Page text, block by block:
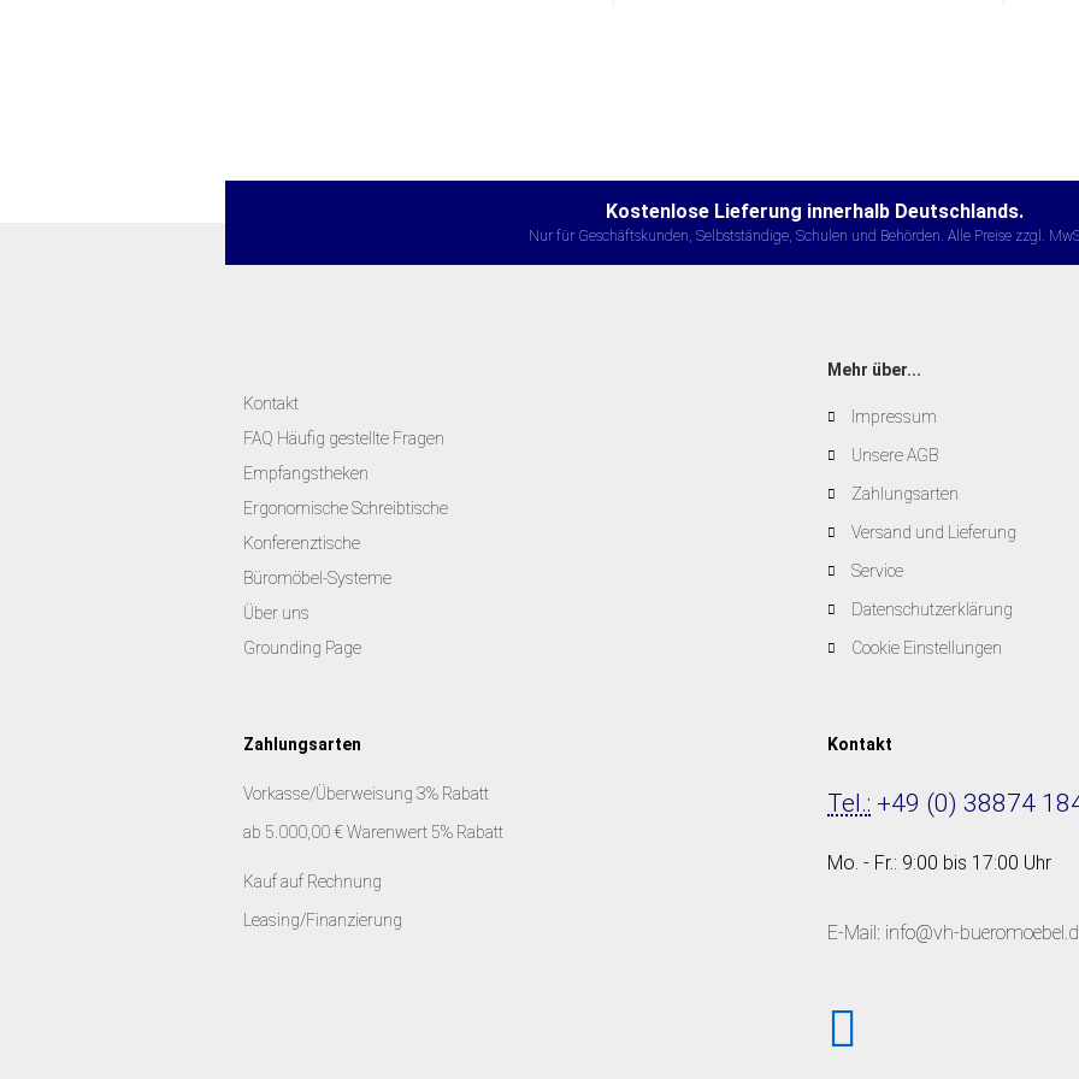
Kostenlose Lieferung innerhalb Deutschlands.
Nur für Geschäftskunden, Selbstständige, Schulen und Behörden. Alle Preise zzgl.
Kontakt
FAQ Häufig gestellte Fragen
Empfangstheken
Ergonomische Schreibtische
Konferenztische
Büromöbel-Systeme
Über uns
Grounding Page
Mehr über...
Impressum
Unsere AGB
Zahlungsarten
Versand und Lieferung
Service
Datenschutzerklärung
Cookie Einstellungen
Zahlungsarten
Vorkasse/Überweisung 3% Rabatt
ab 5.000,00 € Warenwert 5% Rabatt
Kauf auf Rechnung
Leasing/Finanzierung
Kontakt
Tel.: +49 (0) 38874
Mo. - Fr.: 9:00 bis 17:00 Uhr
E-Mail: info@vh-